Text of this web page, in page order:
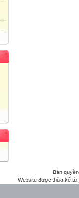
Bản
Website được thừa kế từ